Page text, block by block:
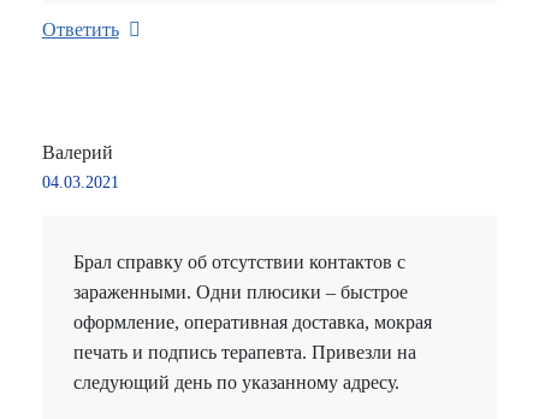
Ответить
Валерий
04.03.2021
Брал справку об отсутствии контактов с
зараженными. Одни плюсики – быстрое
оформление, оперативная доставка, мокрая
печать и подпись терапевта. Привезли на
следующий день по указанному адресу.